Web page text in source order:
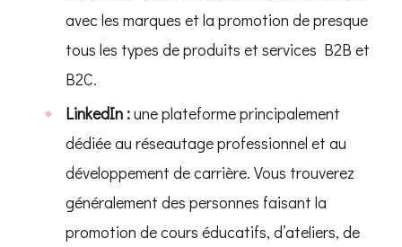
avec les marques et la promotion de presque
tous les types de produits et services B2B et
B2C.
LinkedIn :une plateforme principalement
dédiée au réseautage professionnel et au
développement de carrière. Vous trouverez
généralement des personnes faisant la
promotion de cours éducatifs, d’ateliers, de